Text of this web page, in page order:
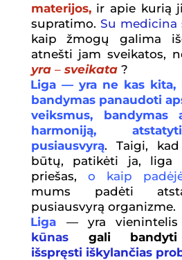
materijos,ir apie kurią
supratimo. Su medicina
kaip žmogų galima
atnešti jam sveikatos,
yra– sveikata ?
Liga — yra ne kas kita,
bandymas panaudoti
veiksmus, bandymas
harmoniją,
pusiausvyrą. Taigi,
būtų, patikėti ja, liga
priešas,o kaip padėj
mums padėti
pusiausvyrą organizme.
Liga — yra vienintelis
kūnas
gali bandyti
išspręsti iškylančias